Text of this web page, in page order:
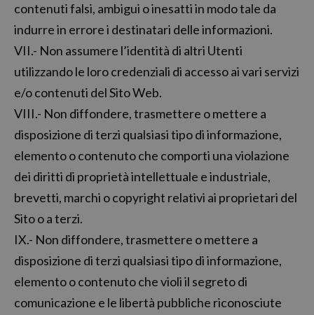
contenuti falsi, ambigui o inesatti in modo tale da
indurre in errore i destinatari delle informazioni.
VII.- Non assumere l’identità di altri Utenti
utilizzando le loro credenziali di accesso ai vari servizi
e/o contenuti del Sito Web.
VIII.- Non diffondere, trasmettere o mettere a
disposizione di terzi qualsiasi tipo di informazione,
elemento o contenuto che comporti una violazione
dei diritti di proprietà intellettuale e industriale,
brevetti, marchi o copyright relativi ai proprietari del
Sito o a terzi.
IX.- Non diffondere, trasmettere o mettere a
disposizione di terzi qualsiasi tipo di informazione,
elemento o contenuto che violi il segreto di
comunicazione e le libertà pubbliche riconosciute